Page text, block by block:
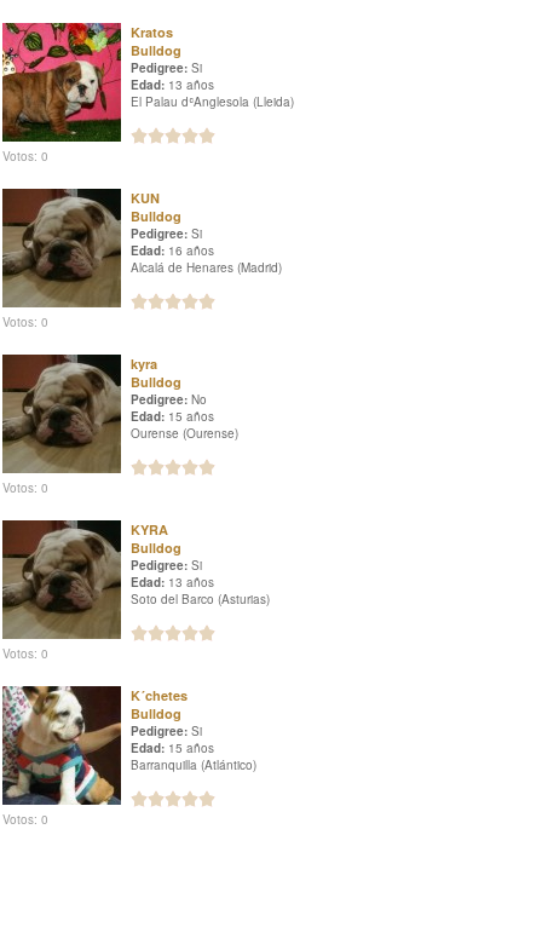
Kratos
Bulldog
Pedigree: Si
Edad: 13 años
El Palau dʿAnglesola (Lleida)
Votos: 0
KUN
Bulldog
Pedigree: Si
Edad: 16 años
Alcalá de Henares (Madrid)
Votos: 0
kyra
Bulldog
Pedigree: No
Edad: 15 años
Ourense (Ourense)
Votos: 0
KYRA
Bulldog
Pedigree: Si
Edad: 13 años
Soto del Barco (Asturias)
Votos: 0
K´chetes
Bulldog
Pedigree: Si
Edad: 15 años
Barranquilla (Atlántico)
Votos: 0